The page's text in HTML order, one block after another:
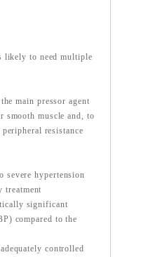
likely to need multiple
main pressor agent
smooth muscle and, to
resistance
severehypertension
treatment
significant
compared to the
controlled